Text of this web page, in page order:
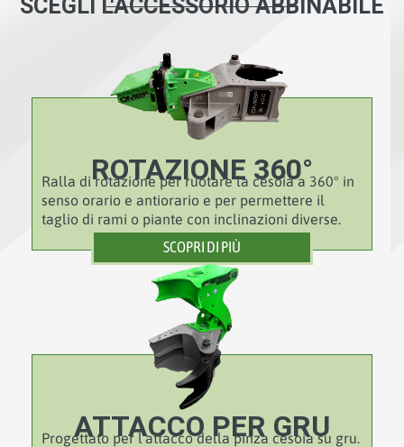
SCEGLI L'ACCESSORIO ABBINABILE
ROTAZIONE 360°
Ralla di rotazione per ruotare la cesoia a 360° in
senso orario e antiorario e per permettere il
taglio di rami o piante con inclinazioni diverse.
SCOPRI DI PIÙ
ATTACCO PER GRU
Progettato per l’attacco della pinza cesoia su gru.